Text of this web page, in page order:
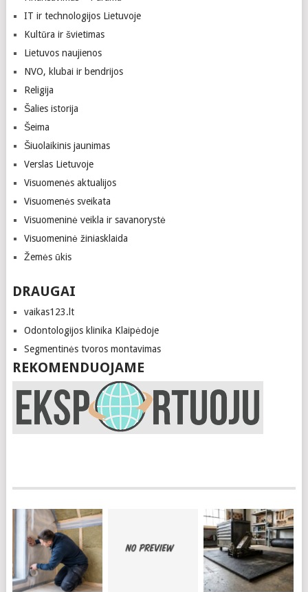
IT ir technologijos Lietuvoje
Kultūra ir švietimas
Lietuvos naujienos
NVO, klubai ir bendrijos
Religija
Šalies istorija
Šeima
Šiuolaikinis jaunimas
Verslas Lietuvoje
Visuomenės aktualijos
Visuomenės sveikata
Visuomeninė veikla ir savanorystė
Visuomeninė žiniasklaida
Žemės ūkis
DRAUGAI
vaikas123.lt
Odontologijos klinika Klaipėdoje
Segmentinės tvoros montavimas
REKOMENDUOJAME